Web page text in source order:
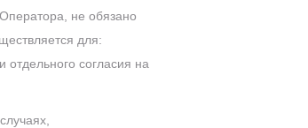
не обязано
для:
согласия на